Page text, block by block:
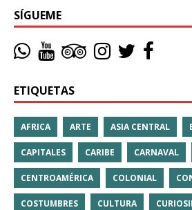
SÍGUEME
ETIQUETAS
AFRICA ARTE ASIA CENTRAL
CAPITALES CARIBE CARNAVAL
CENTROAMÉRICA COLONIAL
COSTUMBRES CULTURA